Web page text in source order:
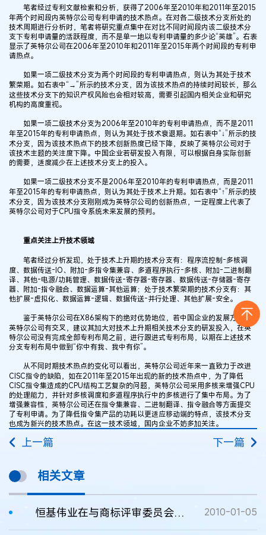
笔者经过专利文献检索和分析，获得了2006年至2010年和2011年至2015
年两个时间段内英特尔公司专利申请的技术热点。在对各二级技术分支所处的
技术周期进行分析时，笔者将研究重点集中在对比不同时间段内该二级技术分
支下专利申请量的活跃程度，而不是单一地以专利申请量的多少论“英雄”。右表
显示了英特尔公司在2006年至2010年和2011年至2015年两个时间段的专利申
请热点。
如果一项二级技术分支为两个时间段的专利申请热点，则认为其处于技术
繁荣期。如右表中“→”所示的技术分支，因为该技术热点的持续时间较长，那么
这些技术分支下的知识产权风险也会相对较高，需要引起国内相关企业和研究
机构的高度重视。
如果一项二级技术分支为2006年至2010年的专利申请热点，而不是2011
年至2015年的专利申请热点，则认为其处于技术衰退期。如右表中“↓”所示的技
术分支，因为该技术热点下的技术创新热度已经下降，反映了英特尔公司对于
该技术主题的关注度下降。中国企业若研发投入有限，可以根据自身实际创新
的需要，适度减少在上述技术分支上的投入。
如果一项二级技术分支不是2006年至2010年的专利申请热点，而是2011
年至2015年的专利申请热点，则认为其处于技术上升期。如右表中“↑”所示的技
术分支，因为该技术分支刚刚成为英特尔公司的创新热点，一定程度上代表了
英特尔公司对于CPU指令系统未来发展的预判。
重点关注上升技术领域
笔者经过分析发现，处于技术上升期的技术分支有：程序流控制-多核调
度、数据传送-IO、附加-多指令集兼容、多道程序执行-多核、附加-二进制翻
译、其他-电源/功耗管理、数据传送-寄存器-寄存器、数据传送-存储器-寄存
器、附加-指令融合、数据运算-其他运算；处于技术繁荣期的技术分支有：其
他扩展-虚拟化、数据运算-逻辑、数据传送-并行处理、其他扩展-安全。
鉴于英特尔公司在X86架构下的绝对优势地位，若中国企业的发展方向与
英特尔公司有交叉，建议其加大对技术上升期相关技术分支的研发投入，在英
特尔公司没有完成全部专利布局之前，进行跟进式专利布局，以期在上述技术
分支专利布局中做到“你中有我、我中有你”。
从不同时期技术热点的变化可以看出，英特尔公司近年来一直致力于改进
CISC指令的缺陷，如在2011年至2015年出现的新的技术热点中，为了降低
CISC指令集造成的CPU结构工艺复杂的问题，英特尔公司采用多核来增强CPU
的处理能力，并针对多核调度和多道程序执行中的多核进行了集中布局。为了
增强兼容性，英特尔公司还在指令集兼容、二进制翻译、指令融合等方面提交
了专利申请。为了降低指令集产品的功耗以更适应移动端的特点，该技术分支
也成为新兴的技术热点。在这一技术领域，国内企业不妨多加关注。
上一篇 下一篇
相关文章
恒基伟业在与商标评审委员会、第三人英特尔公司“奔扬”商标争议案中胜出 2010-01-05